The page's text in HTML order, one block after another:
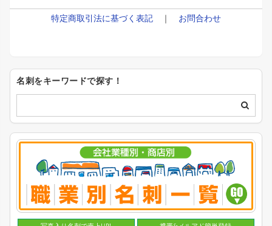
特定商取引法に基づく表記 お問合わせ
名刺をキーワードで探す！